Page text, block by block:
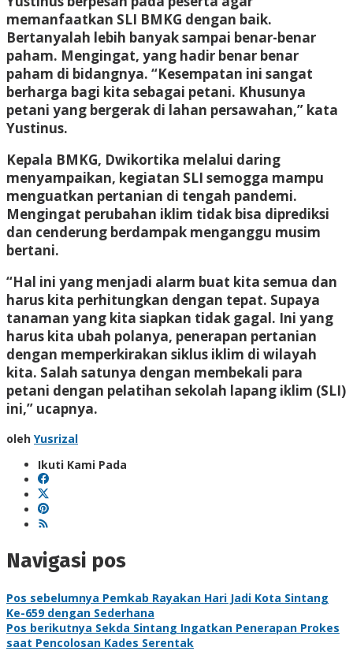
memanfaatkan SLI BMKG dengan baik.
Bertanyalah lebih banyak sampai benar-benar
paham. Mengingat, yang hadir benar benar
paham di bidangnya. “Kesempatan ini sangat
berharga bagi kita sebagai petani. Khusunya
petani yang bergerak di lahan persawahan,” kata
Yustinus.
Kepala BMKG, Dwikortika melalui daring
menyampaikan, kegiatan SLI semogga mampu
menguatkan pertanian di tengah pandemi.
Mengingat perubahan iklim tidak bisa diprediksi
dan cenderung berdampak menganggu musim
bertani.
“Hal ini yang menjadi alarm buat kita semua dan
harus kita perhitungkan dengan tepat. Supaya
tanaman yang kita siapkan tidak gagal. Ini yang
harus kita ubah polanya, penerapan pertanian
dengan memperkirakan siklus iklim di wilayah
kita. Salah satunya dengan membekali para
petani dengan pelatihan sekolah lapang iklim (SLI)
ini,” ucapnya.
oleh Yusrizal
Ikuti Kami Pada
Navigasi pos
Pos sebelumnya Pemkab Rayakan Hari Jadi Kota Sintang
Ke-659 dengan Sederhana
Pos berikutnya Sekda Sintang Ingatkan Penerapan Prokes
saat Pencolosan Kades Serentak